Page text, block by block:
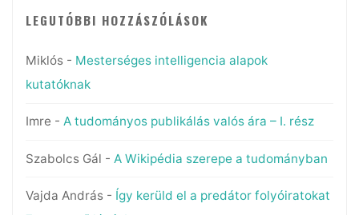
LEGUTÓBBI HOZZÁSZÓLÁSOK
Miklós- Mesterséges intelligencia alapok
kutatóknak
Imre - A tudományos publikálás valós ára – I. rész
Szabolcs Gál - A Wikipédia szerepe a tudományban
Vajda András- Így kerüld el a predátor folyóiratokat